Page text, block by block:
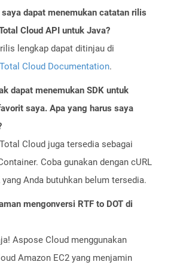
saya dapat menemukan catatan rilis
Cloud API untuk Java?
lengkap dapat ditinjau di
Cloud Documentation.
dapat menemukan SDK untuk
saya. Apa yang harus saya
Cloud juga tersedia sebagai
Coba gunakan dengan cURL
yang Anda butuhkan belum tersedia.
mengonversi RTF to DOT di
Aspose Cloud menggunakan
Amazon EC2 yang menjamin